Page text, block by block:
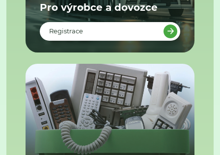
Pro výrobce a dovozce
Registrace